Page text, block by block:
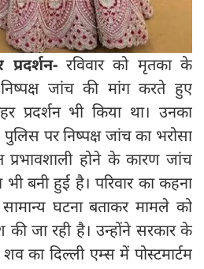
रविवार को मृतका के
जांच की मांग करते हुए
प्रदर्शन भी किया था। उनका
पर निष्पक्ष जांच का भरोसा
प्रभावशाली होने के कारण जांच
बनी हुई है। परिवार का कहना
घटना बताकर मामले को
जा रही है। उन्होंने सरकार के
का दिल्ली एम्स में पोस्टमार्टम